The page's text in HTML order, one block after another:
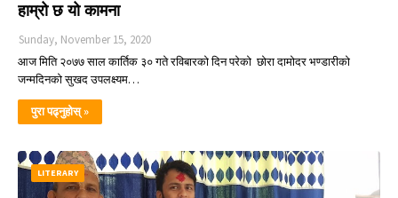
हाम्रो छ यो कामना
Sunday, November 15, 2020
आज मिति २०७७ साल कार्तिक ३० गते रविबारको दिन परेको छोरा दामोदर भण्डारीको
जन्मदिनको सुखद उपलक्ष्यम…
पुरा पढ्नुहोस् »
LITERARY